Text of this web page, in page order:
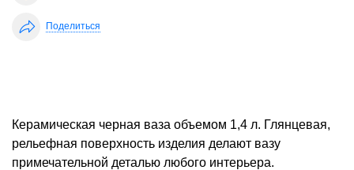
Поделиться
Керамическая черная ваза объемом 1,4 л. Глянцевая,
рельефная поверхность изделия делают вазу
примечательной деталью любого интерьера.